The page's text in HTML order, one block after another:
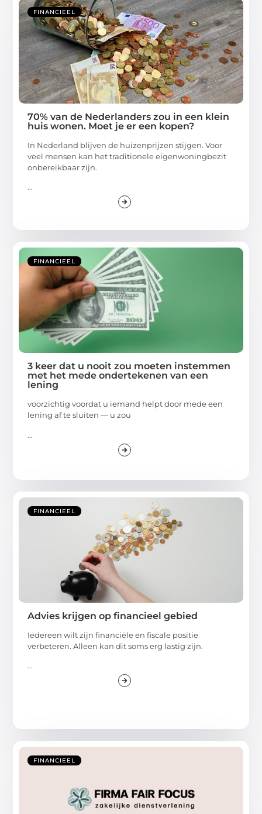
FINANCIEEL
70% van de Nederlanders zou in een klein
huis wonen. Moet je er een kopen?
In Nederland blijven de huizenprijzen stijgen. Voor
veel mensen kan het traditionele eigenwoningbezit
onbereikbaar zijn.
...
FINANCIEEL
3 keer dat u nooit zou moeten instemmen
met het mede ondertekenen van een
lening
voorzichtig voordat u iemand helpt door mede een
lening af te sluiten — u zou
...
FINANCIEEL
Advies krijgen op financieel gebied
Iedereen wilt zijn financiële en fiscale positie
verbeteren. Alleen kan dit soms erg lastig zijn.
...
FINANCIEEL